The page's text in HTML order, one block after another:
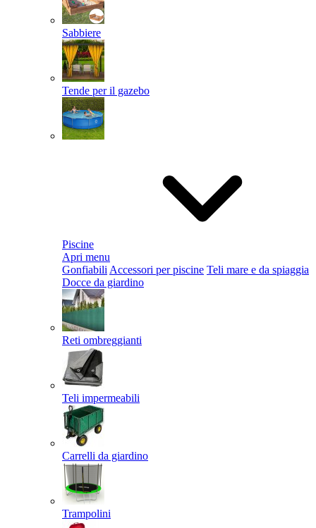
Sabbiere
Tende per il gazebo
Piscine
Apri menu
Gonfiabili Accessori per piscine Teli mare e da spiaggia
Docce da giardino
Reti ombreggianti
Teli impermeabili
Carrelli da giardino
Trampolini